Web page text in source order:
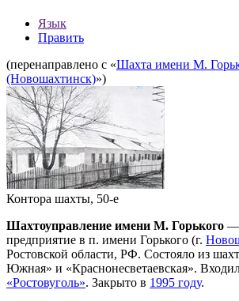
Язык
Править
(перенаправлено с «Шахта имени М.
(Новошахтинск)»)
Контора шахты, 50-е
Шахтоуправление имени М. Горького —
предприятие в п. имени Горького (г.
Ростовской области, РФ. Состояло из
Южная» и «Краснонесветаевская».
«Ростовуголь». Закрыто в 1995 году.